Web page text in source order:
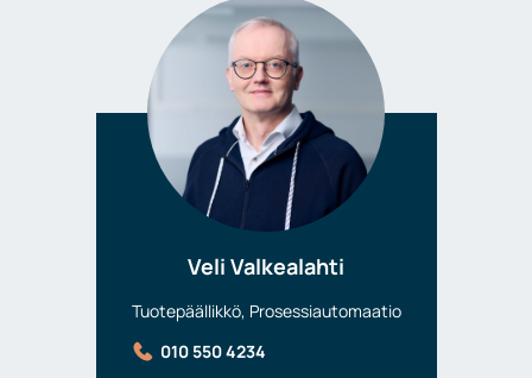
Veli Valkealahti
Tuotepäällikkö, Prosessiautomaatio
010 550 4234